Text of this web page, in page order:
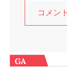
GA